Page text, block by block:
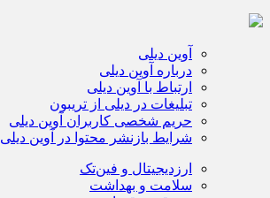
آوین دیلی
درباره آوین دیلی
ارتباط با آوین دیلی
تبلیغات در دیلی از تریبون
حریم شخصی کاربران آوین دیلی
شرایط بازنشر محتوا در آوین دیلی
ارزدیجیتال و فین‌تک
سلامت و بهداشت